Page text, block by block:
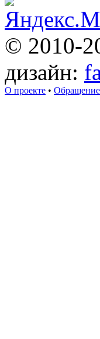
© 2010-
дизайн:
О проекте • Обращение